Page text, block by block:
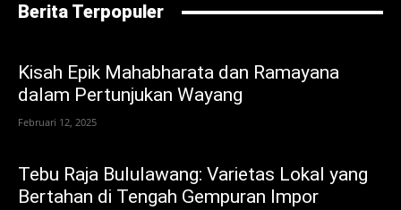
Berita Terpopuler
Kisah Epik Mahabharata dan Ramayana
dalam Pertunjukan Wayang
Februari 12, 2025
Tebu Raja Bululawang: Varietas Lokal yang
Bertahan di Tengah Gempuran Impor